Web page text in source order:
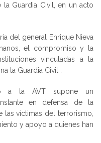
Guardia Civil, en un acto
del general Enrique Nieva
el compromiso y la
vinculadas a la
la Guardia Civil .
a la AVT supone un
en defensa de la
las víctimas del terrorismo,
y apoyo a quienes han